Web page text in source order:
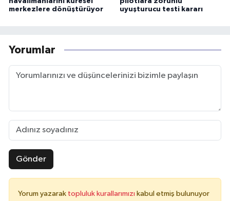
merkezlere dönüştürüyor
uyuşturucu testi kararı
Yorumlar
Gönder
Yorum yazarak topluluk kurallarımızı kabul etmiş bulunuyor